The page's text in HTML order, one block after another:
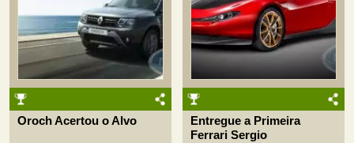
Oroch Acertou o Alvo
Entregue a Primeira
Ferrari Sergio